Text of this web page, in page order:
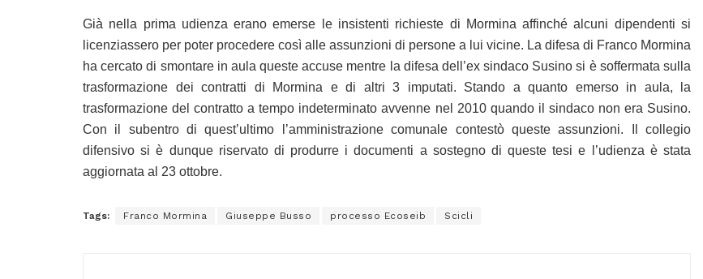
Già nella prima udienza erano emerse le insistenti richieste di Mormina affinché alcuni dipendenti si
licenziassero per poter procedere così alle assunzioni di persone a lui vicine. La difesa di Franco Mormina
ha cercato di smontare in aula queste accuse mentre la difesa dell’ex sindaco Susino si è soffermata sulla
trasformazione dei contratti di Mormina e di altri 3 imputati. Stando a quanto emerso in aula, la
trasformazione del contratto a tempo indeterminato avvenne nel 2010 quando il sindaco non era Susino.
Con il subentro di quest’ultimo l’amministrazione comunale contestò queste assunzioni. Il collegio
difensivo si è dunque riservato di produrre i documenti a sostegno di queste tesi e l’udienza è stata
aggiornata al 23 ottobre.
Tags: Franco Mormina Giuseppe Busso processo Ecoseib Scicli